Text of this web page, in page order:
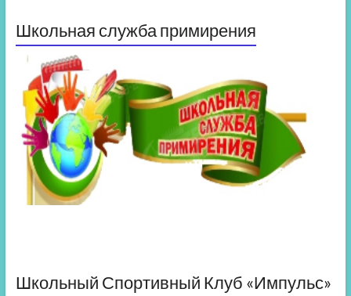
Школьная служба примирения
Школьный Спортивный Клуб «Импульс»